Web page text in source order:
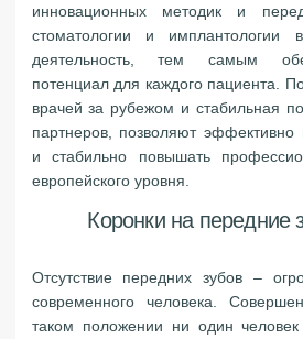
инновационных методик и
стоматологии и имплантологии
деятельность, тем самым
потенциал для каждого пациента.
врачей за рубежом и стабильная
партнеров, позволяют эффективно
и стабильно повышать
европейского уровня.
Коронки на передние
Отсутствие передних зубов –
современного человека.
таком положении ни один